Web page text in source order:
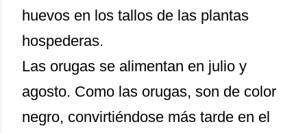
huevos en los tallos de las plantas
hospederas.
Las orugas se alimentan en julio y
agosto. Como las orugas, son de color
negro, convirtiéndose más tarde en el